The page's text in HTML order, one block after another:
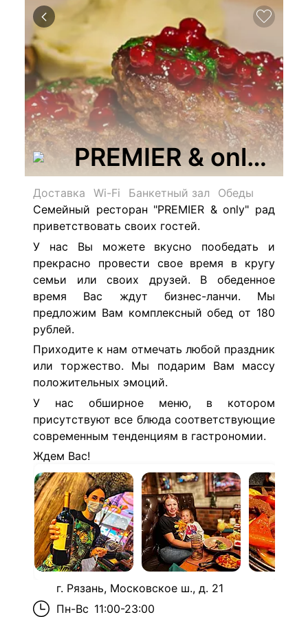
PREMIER & only,
Доставка Wi-Fi Банкетный зал
Обеды
Семейный ресторан "PREMIER & only" рад
приветствовать своих гостей.
У нас Вы можете вкусно пообедать и
прекрасно провести свое время в кругу
семьи или своих друзей. В обеденное
время Вас ждут бизнес-ланчи. Мы
предложим Вам комплексный обед от 180
рублей.
Приходите к нам отмечать любой праздник
или торжество. Мы подарим Вам массу
положительных эмоций.
У нас обширное меню, в котором
присутствуют все блюда соответствующие
современным тенденциям в гастрономии.
Ждем Вас!
г. Рязань, Московское ш., д. 21
Пн-Вс 11:00-23:00